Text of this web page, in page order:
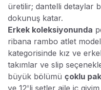
üretilir; dantelli detaylar
dokunuş katar.
Erkek koleksiyonunda
ribana rambo atlet
kategorisinde kız ve
takımlar ve slip
büyük bölümü çoklu
ve 12'li setler aile iç